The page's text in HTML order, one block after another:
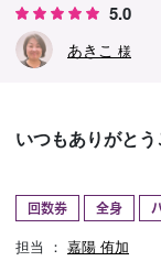
予約
5.0
あきこ 様
いつもありがと
回数券 全身
担当 ： 嘉陽 侑加